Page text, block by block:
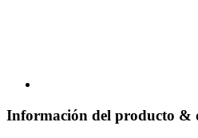
Información del producto &